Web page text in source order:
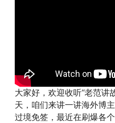
大家好，欢迎收听“老范讲
天，咱们来讲一讲海外博
过境免签，最近在刷爆各